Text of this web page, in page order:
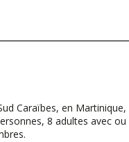
Caraïbes, en
8 adultes avec